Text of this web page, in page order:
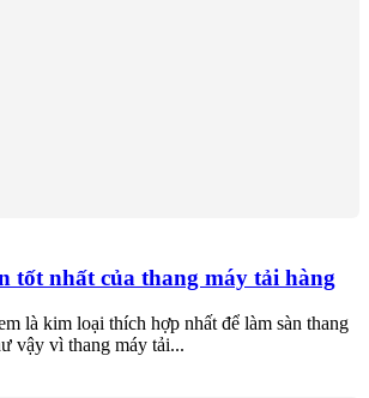
tốt nhất của thang máy tải hàng
là kim loại thích hợp nhất để làm sàn thang
vậy vì thang máy tải...